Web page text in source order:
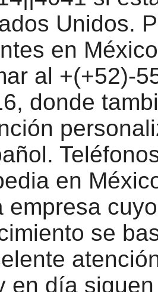
Unidos.
en
al +(+52)-
donde
en
empresa cuyo
se
en día siguen